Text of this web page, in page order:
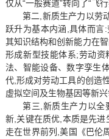
仅从“一般赛道”转向了“飞
第二,新质生产力以劳
跃升为基本内涵,具体而言
其知识结构和创新能力在
形成新型技能体系;劳动
法、智能设备、数字孪生
代,形成对劳动工具的创造
虚拟空间及生物基因等新
第三,新质生产力以全
新,关键在质优,本质是先
走在世界前列,美国《巴伦